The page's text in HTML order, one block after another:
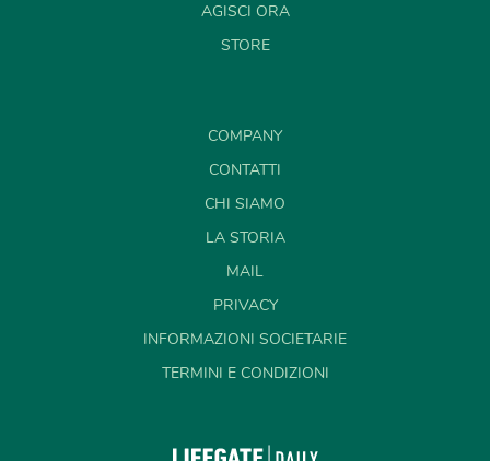
AGISCI ORA
STORE
COMPANY
CONTATTI
CHI SIAMO
LA STORIA
MAIL
PRIVACY
INFORMAZIONI SOCIETARIE
TERMINI E CONDIZIONI